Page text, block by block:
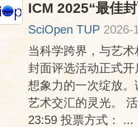
ICM 2025“最佳
SciOpen TUP 2026-
当科学跨界，与艺
封面评选活动正式
想象力的一次绽放
艺术交汇的灵光。
23:59 投票方式： ...